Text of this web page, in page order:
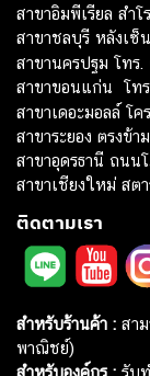
สาขาอิมพีเรียล สำโ
สาขาชลบุรี หลังเซ็
สาขานครปฐม โทร.
สาขาขอนแก่น โทร.
สาขาเดอะมอลล์ โค
สาขาระยอง ตรงข้
สาขาอุดรธานี ถนน
สาขาเชียงใหม่ สต
ติดตามเรา
สำหรับร้านค้า : สา
พาณิชย์)
สำหรับองค์กร : รับ